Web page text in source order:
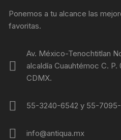
Ponemos a tu alcance las
favoritas.
Av. México-Tenochtitlan
alcaldía Cuauhtémoc C.
CDMX.
55-3240-6542 y 55-7095-
info@antiqua.mx